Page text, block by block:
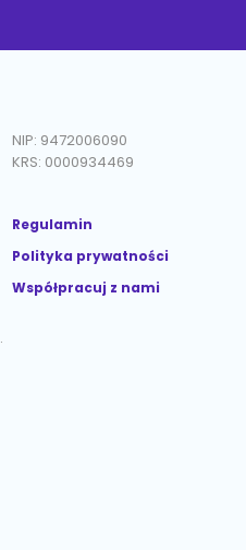
NIP: 9472006090
KRS: 0000934469
Regulamin
Polityka prywatności
Współpracuj z nami